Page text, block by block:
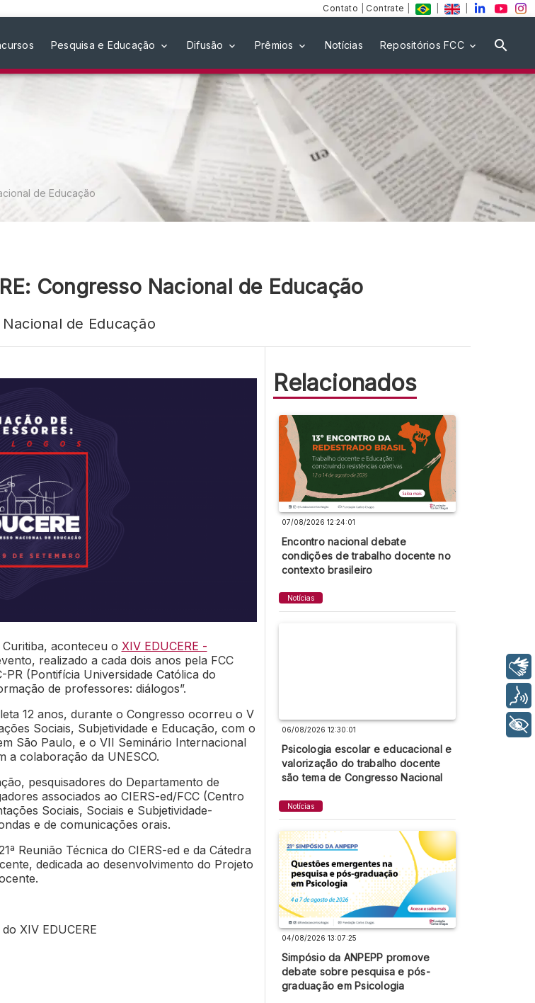
Contato Contrate
Pesquisa e Educação Difusão Prêmios Notícias Repositórios FCC
de Educação
Congresso Nacional de Educação
de Educação
aconteceu o XIV EDUCERE -
realizado a cada dois anos pela FCC
(Pontifícia Universidade Católica do
de professores: diálogos”.
12 anos, durante o Congresso ocorreu o V
Sociais, Subjetividade e Educação, com o
São Paulo, e o VII Seminário Internacional
a colaboração da UNESCO.
pesquisadores do Departamento de
associados ao CIERS-ed/FCC (Centro
Sociais, Sociais e Subjetividade-
e de comunicações orais.
Reunião Técnica do CIERS-ed e da Cátedra
dedicada ao desenvolvimento do Projeto
do XIV EDUCERE
Relacionados
07/08/2026 12:24:01
Encontro nacional debate
condições de trabalho docente no
contexto brasileiro
Notícias
06/08/2026 12:30:01
Psicologia escolar e educacional e
valorização do trabalho docente
são tema de Congresso Nacional
Notícias
04/08/2026 13:07:25
Simpósio da ANPEPP promove
debate sobre pesquisa e pós-
graduação em Psicologia
+ Acessibilidade